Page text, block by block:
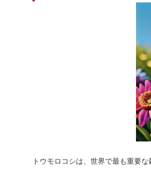
トウモロコシは、世界で最も重要